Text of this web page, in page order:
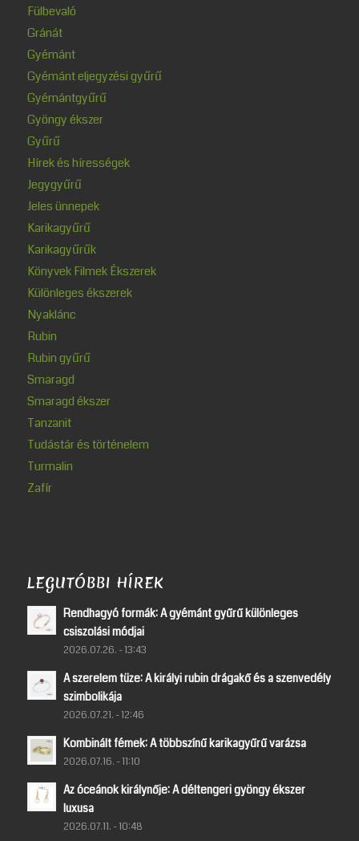
Fülbevaló
Gránát
Gyémánt
Gyémánt eljegyzési gyűrű
Gyémántgyűrű
Gyöngy ékszer
Gyűrű
Hírek és hírességek
Jegygyűrű
Jeles ünnepek
Karikagyűrű
Karikagyűrűk
Könyvek Filmek Ékszerek
Különleges ékszerek
Nyaklánc
Rubin
Rubin gyűrű
Smaragd
Smaragd ékszer
Tanzanit
Tudástár és történelem
Turmalin
Zafír
LEGUTÓBBI HÍREK
Rendhagyó formák: A gyémánt gyűrű különleges
csiszolási módjai
2026.07.26. - 13:43
A szerelem tüze: A királyi rubin drágakő és a szenvedély
szimbolikája
2026.07.21. - 12:46
Kombinált fémek: A többszínű karikagyűrű varázsa
2026.07.16. - 11:10
Az óceánok királynője: A déltengeri gyöngy ékszer
luxusa
2026.07.11. - 10:48